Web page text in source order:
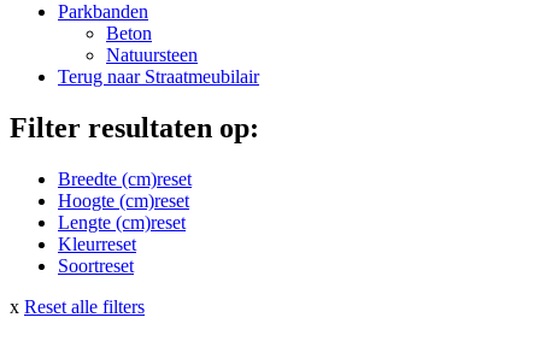
Parkbanden
Beton
Natuursteen
Terug naar Straatmeubilair
Filter resultaten op:
Breedte (cm)reset
Hoogte (cm)reset
Lengte (cm)reset
Kleurreset
Soortreset
x Reset alle filters